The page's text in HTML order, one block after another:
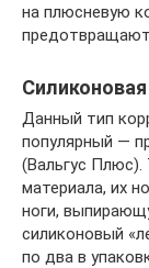
на плюсневую
предотвращают
Данный тип
популярный —
(Вальгус
материала, их
ноги,
силиконовый
по два в